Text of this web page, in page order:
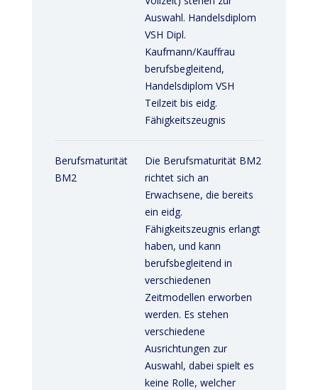
Auswahl. Handelsdiplom
VSH Dipl.
Kaufmann/Kauffrau
berufsbegleitend,
Handelsdiplom VSH
Teilzeit bis eidg.
Fähigkeitszeugnis
Berufsmaturität
BM2
Die Berufsmaturität BM2
richtet sich an
Erwachsene, die bereits
ein eidg.
Fähigkeitszeugnis erlangt
haben, und kann
berufsbegleitend in
verschiedenen
Zeitmodellen erworben
werden. Es stehen
verschiedene
Ausrichtungen zur
Auswahl, dabei spielt es
keine Rolle, welcher